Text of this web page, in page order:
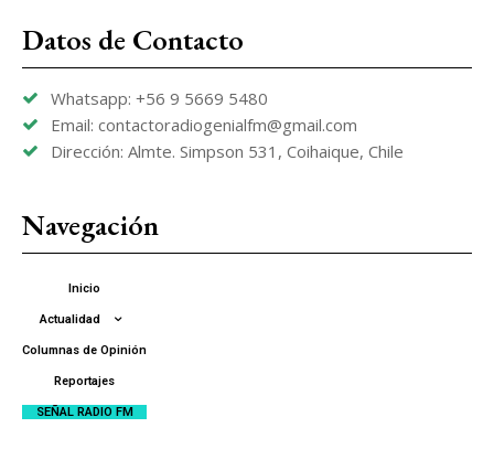
Datos de Contacto
Whatsapp: +56 9 5669 5480
Email: contactoradiogenialfm@gmail.com
Dirección: Almte. Simpson 531, Coihaique, Chile
Navegación
Inicio
Actualidad
Columnas de Opinión
Reportajes
SEÑAL RADIO FM